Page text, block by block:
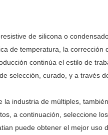
de silicona o
de temperatura, la
continúa el estilo de
selección, curado, y a través
industria de múltiples,
a continuación, seleccione
puede obtener el mejor uso